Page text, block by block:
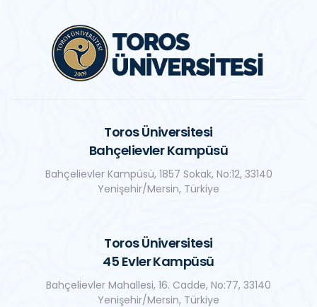
Toros Üniversitesi
Bahçelievler Kampüsü
Bahçelievler Kampüsü, 1857 Sokak, No:12, 33140
Yenişehir/Mersin, Türkiye
Toros Üniversitesi
45 Evler Kampüsü
Bahçelievler Mahallesi, 16. Cadde, No:77, 33140
Yenişehir/Mersin, Türkiye